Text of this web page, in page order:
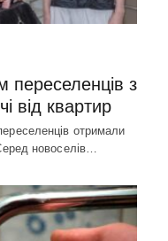
переселенців з
від квартир
отримали
новоселів…